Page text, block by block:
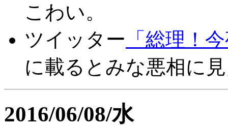
こわい。
ツイッター 「総理！
に載るとみな悪相に
2016/06/08/水